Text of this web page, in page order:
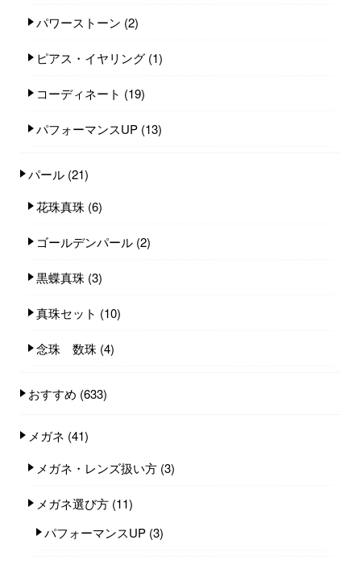
パワーストーン (2)
ピアス・イヤリング (1)
コーディネート (19)
パフォーマンスUP (13)
パール (21)
花珠真珠 (6)
ゴールデンパール (2)
黒蝶真珠 (3)
真珠セット (10)
念珠 数珠 (4)
おすすめ (633)
メガネ (41)
メガネ・レンズ扱い方 (3)
メガネ選び方 (11)
パフォーマンスUP (3)